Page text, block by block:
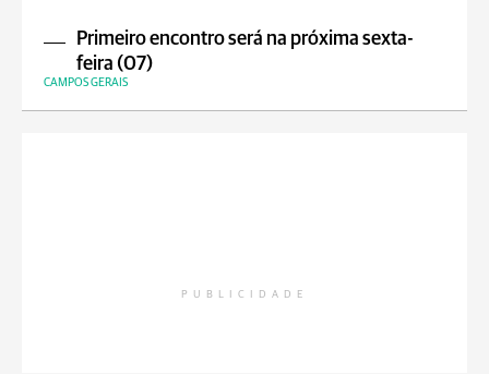
Primeiro encontro será na próxima sexta-
feira (07)
CAMPOS GERAIS
PUBLICIDADE